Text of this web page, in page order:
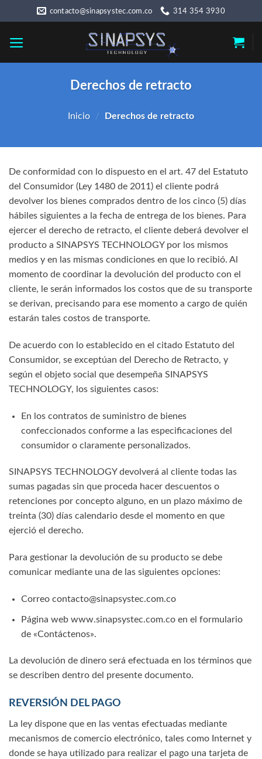
to
contacto@sinapsystec.com.co 314 354 3930
Derechos de retracto
Inicio / Derechos de retracto
De conformidad con lo dispuesto en el art. 47 del Estatuto
del Consumidor (Ley 1480 de 2011) el cliente podrá
devolver los bienes comprados dentro de los cinco (5) días
hábiles siguientes a la fecha de entrega de los bienes. Para
ejercer el derecho de retracto, el cliente deberá devolver el
producto a SINAPSYS TECHNOLOGY por los mismos
medios y en las mismas condiciones en que lo recibió. Al
momento de coordinar la devolución del producto con el
cliente, le serán informados los costos que de su transporte
se derivan, precisando para ese momento a cargo de quién
estarán tales costos de transporte.
De acuerdo con lo establecido en el citado Estatuto del
Consumidor, se exceptúan del Derecho de Retracto, y
según el objeto social que desempeña SINAPSYS
TECHNOLOGY, los siguientes casos:
En los contratos de suministro de bienes
confeccionados conforme a las especificaciones del
consumidor o claramente personalizados.
SINAPSYS TECHNOLOGY devolverá al cliente todas las
sumas pagadas sin que proceda hacer descuentos o
retenciones por concepto alguno, en un plazo máximo de
treinta (30) días calendario desde el momento en que
ejerció el derecho.
Para gestionar la devolución de su producto se debe
comunicar mediante una de las siguientes opciones:
Correo contacto@sinapsystec.com.co
Página web www.sinapsystec.com.co en el formulario
de «Contáctenos».
La devolución de dinero será efectuada en los términos que
se describen dentro del presente documento.
REVERSIÓN DEL PAGO
La ley dispone que en las ventas efectuadas mediante
mecanismos de comercio electrónico, tales como Internet y
donde se haya utilizado para realizar el pago una tarjeta de